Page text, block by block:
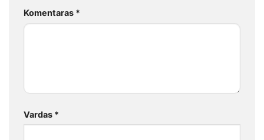
Komentaras *
Vardas *